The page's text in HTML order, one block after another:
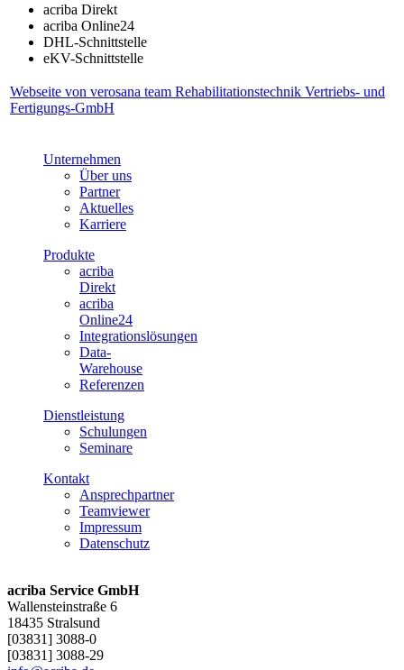
acriba Direkt
acriba Online24
DHL-Schnittstelle
eKV-Schnittstelle
Webseite von verosana team Rehabilitationstechnik Vertriebs- und
Fertigungs-GmbH
Unternehmen
Über uns
Partner
Aktuelles
Karriere
Produkte
acriba
Direkt
acriba
Online24
Integrationslösungen
Data-
Warehouse
Referenzen
Dienstleistung
Schulungen
Seminare
Kontakt
Ansprechpartner
Teamviewer
Impressum
Datenschutz
acriba Service GmbH
Wallensteinstraße 6
18435 Stralsund
[03831] 3088-0
[03831] 3088-29